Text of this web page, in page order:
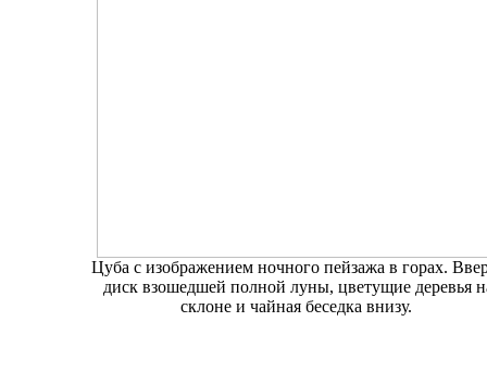
Цуба с изображением ночного пейзажа в горах.
диск взошедшей полной луны, цветущие деревья
склоне и чайная беседка внизу.